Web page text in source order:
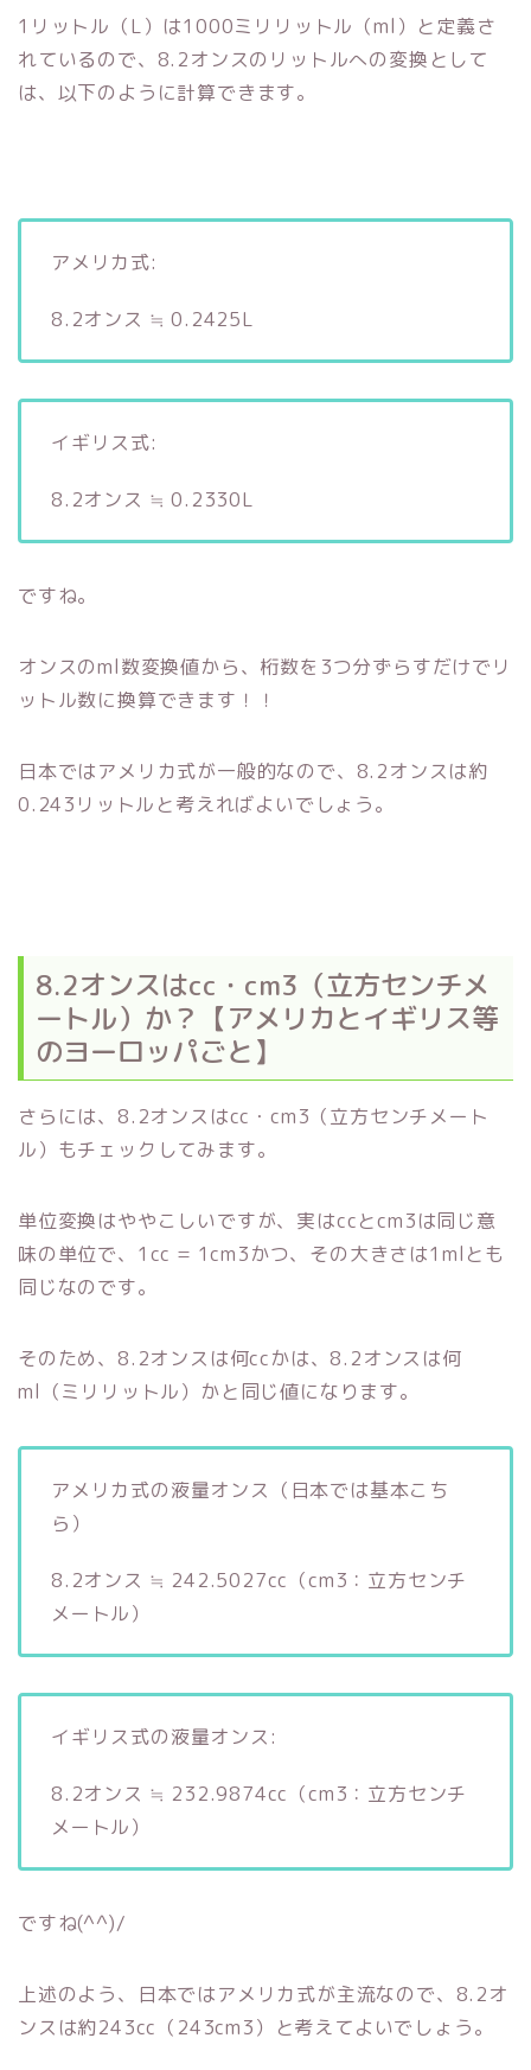
1リットル（L）は1000ミリリットル（ml）と定義さ
れているので、8.2オンスのリットルへの変換として
は、以下のように計算できます。
アメリカ式:
8.2オンス ≒ 0.2425L
イギリス式:
8.2オンス ≒ 0.2330L
ですね。
オンスのml数変換値から、桁数を3つ分ずらすだけでリ
ットル数に換算できます！！
日本ではアメリカ式が一般的なので、8.2オンスは約
0.243リットルと考えればよいでしょう。
8.2オンスはcc・cm3（立方センチメ
ートル）か？【アメリカとイギリス等
のヨーロッパごと】
さらには、8.2オンスはcc・cm3（立方センチメート
ル）もチェックしてみます。
単位変換はややこしいですが、実はccとcm3は同じ意
味の単位で、1cc = 1cm3かつ、その大きさは1mlとも
同じなのです。
そのため、8.2オンスは何ccかは、8.2オンスは何
ml（ミリリットル）かと同じ値になります。
アメリカ式の液量オンス（日本では基本こち
ら）
8.2オンス ≒ 242.5027cc（cm3：立方センチ
メートル）
イギリス式の液量オンス:
8.2オンス ≒ 232.9874cc（cm3：立方センチ
メートル）
ですね(^^)/
上述のよう、日本ではアメリカ式が主流なので、8.2オ
ンスは約243cc（243cm3）と考えてよいでしょう。